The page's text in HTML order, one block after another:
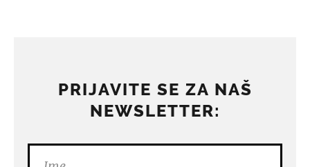
PRIJAVITE SE ZA NAŠ
NEWSLETTER: